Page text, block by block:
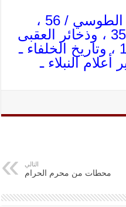
(4) راجع أمالي الشيخ الطوسي / 56 ،
وتهذيب التهذيب 2 / 356 ، وذخائر العقبى
ـ المحب الطبري / 148 ، وتاريخ الخلفاء ـ
، وسير أعلام النبلاء ـ
التالي
محطات من محرم الحرام